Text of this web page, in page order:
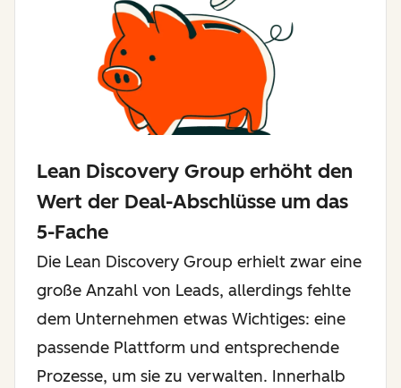
Lean Discovery Group erhöht den
Wert der Deal-Abschlüsse um das
5-Fache
Die Lean Discovery Group erhielt zwar eine
große Anzahl von Leads, allerdings fehlte
dem Unternehmen etwas Wichtiges: eine
passende Plattform und entsprechende
Prozesse, um sie zu verwalten. Innerhalb